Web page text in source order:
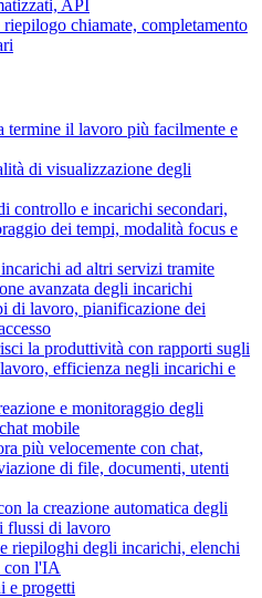
API
riepilogo chiamate, completamento
termine il lavoro più facilmente e
di visualizzazione degli
controllo e incarichi secondari,
dei tempi, modalità focus e
ad altri servizi tramite
avanzata degli incarichi
di lavoro, pianificazione dei
la produttività con rapporti sugli
efficienza negli incarichi e
e monitoraggio degli
mobile
più velocemente con chat,
di file, documenti, utenti
la creazione automatica degli
flussi di lavoro
riepiloghi degli incarichi, elenchi
con l'IA
e progetti